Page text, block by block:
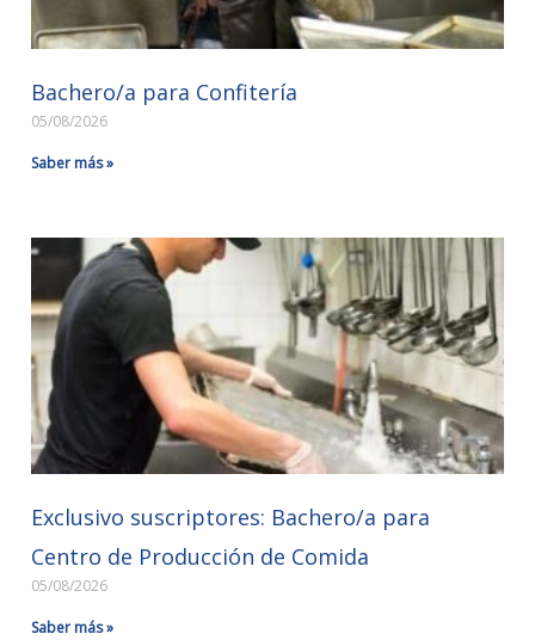
Bachero/a para Confitería
05/08/2026
Saber más »
Exclusivo suscriptores: Bachero/a para
Centro de Producción de Comida
05/08/2026
Saber más »